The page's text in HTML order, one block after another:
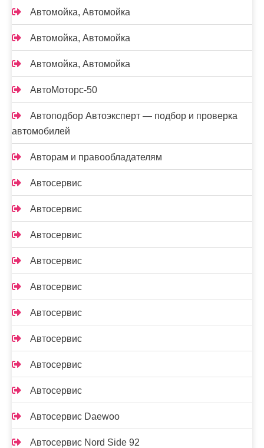
Автомойка, Автомойка
Автомойка, Автомойка
Автомойка, Автомойка
АвтоМоторс-50
Автоподбор Автоэксперт — подбор и проверка
автомобилей
Авторам и правообладателям
Автосервис
Автосервис
Автосервис
Автосервис
Автосервис
Автосервис
Автосервис
Автосервис
Автосервис
Автосервис Daewoo
Автосервис Nord Side 92